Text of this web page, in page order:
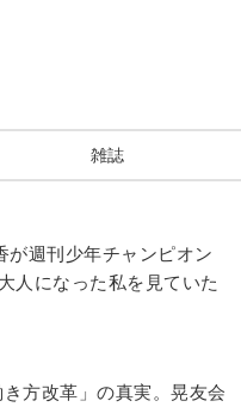
雑誌
が週刊少年チャンピオン
人になった私を見ていた
方改革」の真実。晃友会